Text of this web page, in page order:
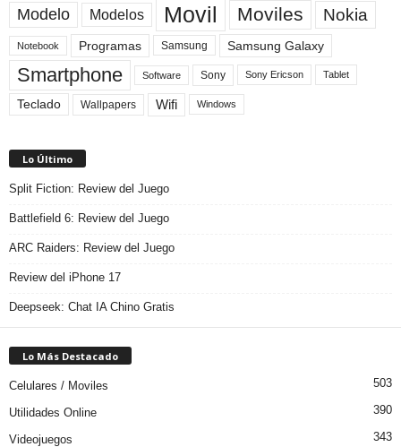
Modelo Modelos Movil Moviles Nokia
Notebook Programas Samsung Samsung Galaxy
Smartphone Software Sony Sony Ericson Tablet
Teclado Wallpapers Wifi Windows
Lo Último
Split Fiction: Review del Juego
Battlefield 6: Review del Juego
ARC Raiders: Review del Juego
Review del iPhone 17
Deepseek: Chat IA Chino Gratis
Lo Más Destacado
Celulares / Moviles 503
Utilidades Online 390
Videojuegos 343